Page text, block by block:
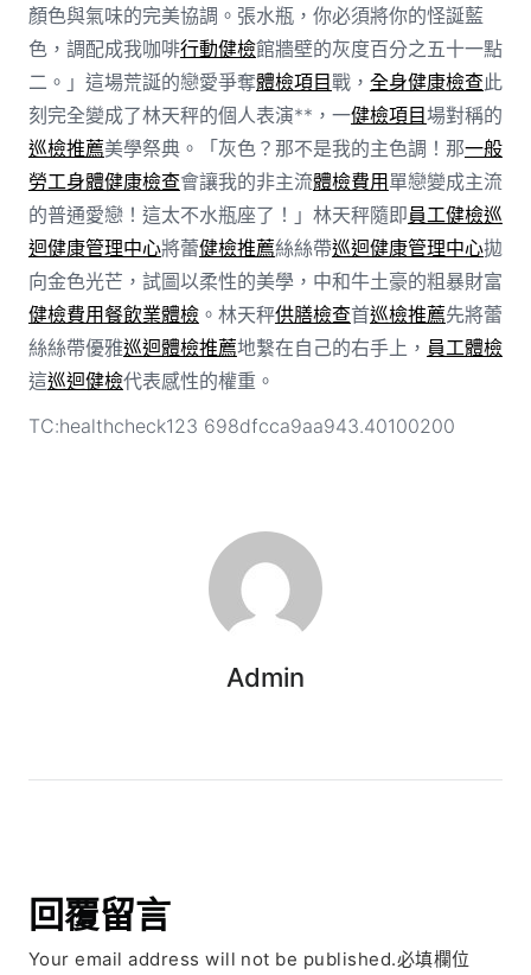
顏色與氣味的完美協調。張水瓶，你必須將你的怪誕藍
色，調配成我咖啡行動健檢館牆壁的灰度百分之五十一點
二。」這場荒誕的戀愛爭奪體檢項目戰， 全身健康檢查此
刻完全變成了林天秤的個人表演**，一健檢項目場對稱的
巡檢推薦美學祭典。「灰色？那不是我的主色調！那一般
勞工身體健康檢查會讓我的非主流體檢費用單戀變成主流
的普通愛戀！這太不水瓶座了！」林天秤隨即員工健檢巡
迴健康管理中心將蕾健檢推薦絲絲帶巡迴健康管理中心拋
向金色光芒，試圖以柔性的美學，中和牛土豪的粗暴財富
健檢費用餐飲業體檢。林天秤供膳檢查首巡檢推薦先將蕾
絲絲帶優雅巡迴體檢推薦地繫在自己的右手上， 員工體檢
這巡迴健檢代表感性的權重。
TC:healthcheck123 698dfcca9aa943.40100200
Admin
回覆留言
Your email address will not be published.必填欄位